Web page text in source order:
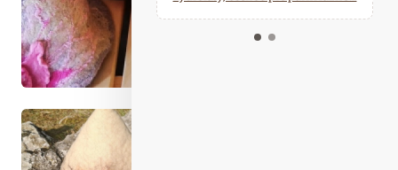
Kalendář událostí
Odebírejte náš newsletter